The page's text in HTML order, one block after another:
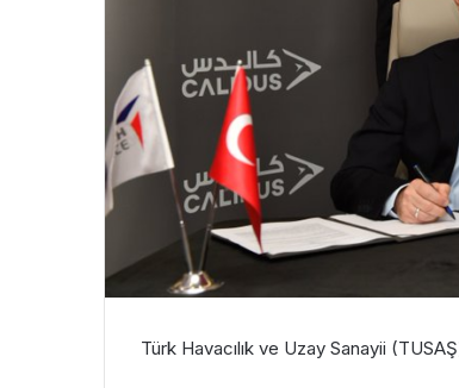
Türk Havacılık ve Uzay Sanayii